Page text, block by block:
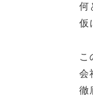
何
仮
こ
会
徹